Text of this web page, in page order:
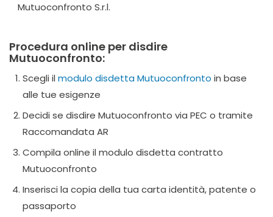
Mutuoconfronto S.r.l.
Procedura online per disdire
Mutuoconfronto:
Scegli il modulo disdetta Mutuoconfronto in base
alle tue esigenze
Decidi se disdire Mutuoconfronto via PEC o tramite
Raccomandata AR
Compila online il modulo disdetta contratto
Mutuoconfronto
Inserisci la copia della tua carta identità, patente o
passaporto